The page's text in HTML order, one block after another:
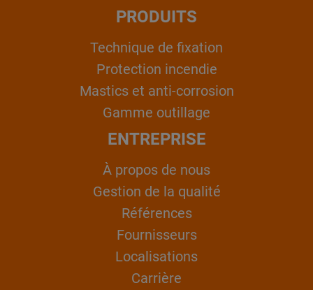
PRODUITS
Technique de fixation
Protection incendie
Mastics et anti-corrosion
Gamme outillage
ENTREPRISE
À propos de nous
Gestion de la qualité
Références
Fournisseurs
Localisations
Carrière